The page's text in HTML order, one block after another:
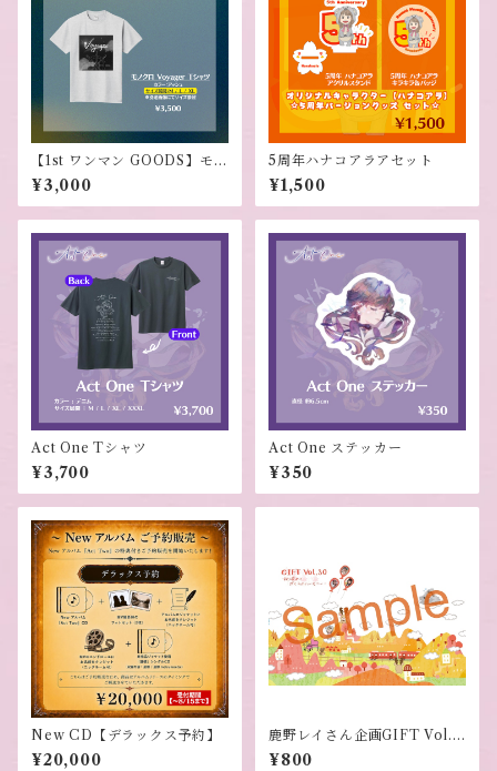
【1st ワンマン GOODS】モノ
クロ Voyager Tシャツ
¥3,000
5周年ハナコアラアセット
¥1,500
Act One Tシャツ
¥3,700
Act One ステッカー
¥350
New CD【デラックス予約】
¥20,000
鹿野レイさん企画GIFT Vol.3
0 クリアファイル
¥800